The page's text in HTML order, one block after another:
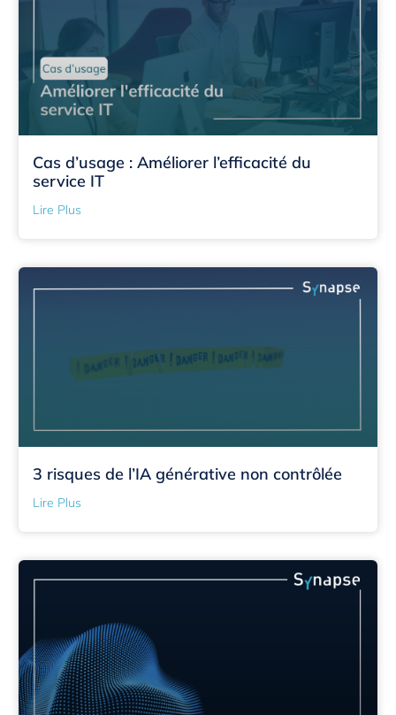
Cas d’usage : Améliorer l’efficacité du
service IT
Lire Plus
3 risques de l’IA générative non contrôlée
Lire Plus